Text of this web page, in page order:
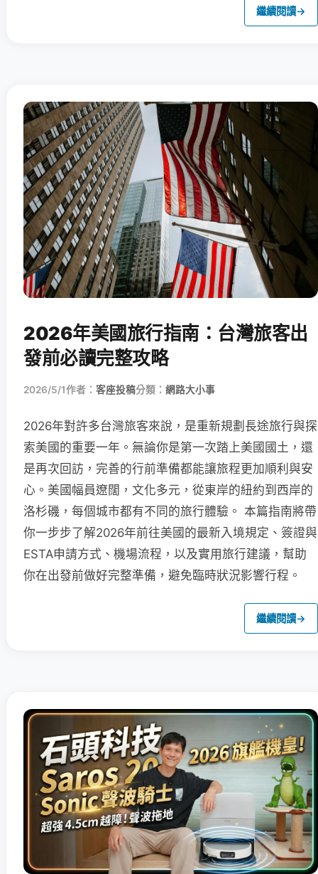
繼續閱讀→
2026年美國旅行指南：台灣旅客出
發前必讀完整攻略
2026/5/1作者： 客座投稿分類： 網路大小事
2026年對許多台灣旅客來說，是重新規劃長途旅行與探
索美國的重要一年。無論你是第一次踏上美國國土，還
是再次回訪，完善的行前準備都能讓旅程更加順利與安
心。美國幅員遼闊，文化多元，從東岸的紐約到西岸的
洛杉磯，每個城市都有不同的旅行體驗。 本篇指南將帶
你一步步了解2026年前往美國的最新入境規定、簽證與
ESTA申請方式、機場流程，以及實用旅行建議，幫助
你在出發前做好完整準備，避免臨時狀況影響行程。
繼續閱讀→